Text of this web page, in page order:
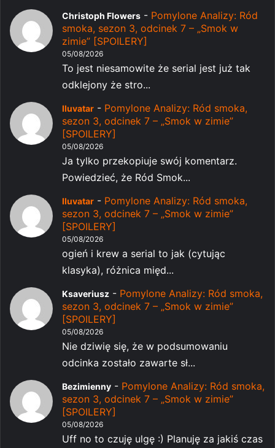
Christoph Flowers - Pomylone Analizy: Ród
smoka, sezon 3, odcinek 7 – „Smok w
zimie” [SPOILERY]
05/08/2026
To jest niesamowite że serial jest już tak
odklejony że stro...
Iluvatar - Pomylone Analizy: Ród smoka,
sezon 3, odcinek 7 – „Smok w zimie”
[SPOILERY]
05/08/2026
Ja tylko przekopiuje swój komentarz.
Powiedzieć, że Ród Smok...
Iluvatar - Pomylone Analizy: Ród smoka,
sezon 3, odcinek 7 – „Smok w zimie”
[SPOILERY]
05/08/2026
ogień i krew a serial to jak (cytując
klasyka), różnica międ...
Ksaveriusz - Pomylone Analizy: Ród smoka,
sezon 3, odcinek 7 – „Smok w zimie”
[SPOILERY]
05/08/2026
Nie dziwię się, że w podsumowaniu
odcinka zostało zawarte sł...
Bezimienny - Pomylone Analizy: Ród smoka,
sezon 3, odcinek 7 – „Smok w zimie”
[SPOILERY]
05/08/2026
Uff no to czuję ulgę :) Planuję za jakiś czas